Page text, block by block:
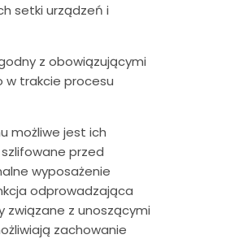
setki urządzeń i
z obowiązującymi
w trakcie procesu
możliwe jest ich
przed
wyposażenie
odprowadzająca
związane z unoszącymi
zachowanie